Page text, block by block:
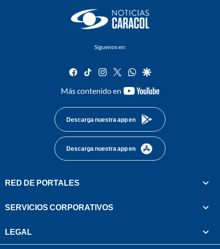
Síguenos en:
facebook
tiktok instagram
twitterwhatsapp
google
Más contenido en
youtube-
Descarga nuestra app en
Descarga nuestra app en
RED DE PORTALES
SERVICIOS CORPORATIVOS
LEGAL